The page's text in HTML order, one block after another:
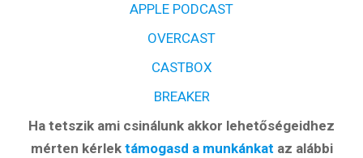
APPLE PODCAST
OVERCAST
CASTBOX
BREAKER
Ha tetszik ami csinálunk akkor lehetőségeidhez
mérten kérlek támogasd a munkánkat az alábbi